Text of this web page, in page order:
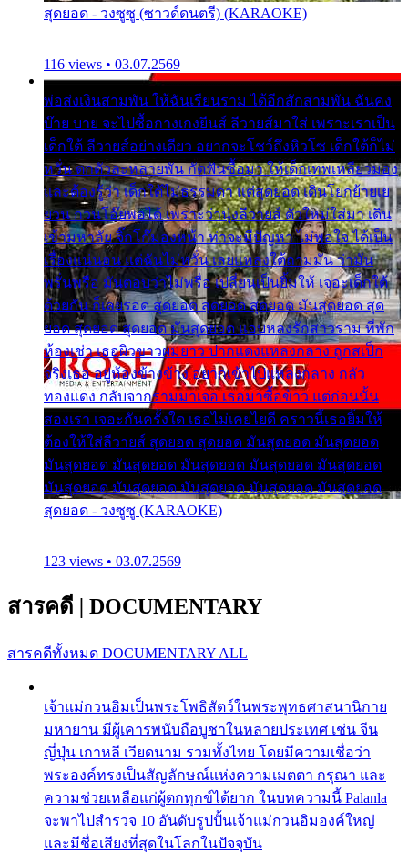
สุดยอด - วงซูซู (ซาวด์ดนตรี) (KARAOKE)
116 views • 03.07.2569
พ่อส่งเงินสามพัน ให้ฉันเรียนราม ได้อีกสักสามพัน ฉันคง
บ๊าย บาย จะไปซื้อกางเกงยีนส์ ลีวายส์มาใส่ เพราะเราเป็น
เด็กใต้ ลีวายส์อย่างเดียว อยากจะโชว์ถึงหิวโซ เด็กใต้ก็ไม่
หวั่น ตกตัวละหลายพัน กัดฟันซื้อมา ให้เด็กเทพเหลียวมอง
และต้องรู้ว่า เด็กใต้ไม่ธรรมดา แต่สุดยอด เดินโยกย้ายเย
ยวน กวนโอ๊ยพอได้ เพราะว่านุ่งลีวายส์ ตัวใหม่ใส่มา เดิน
เข้ามหาลัย จิ๊กโก๊มองหน้า ท่าจะมีปัญหา ไม่พอใจ ได้เป็น
เรื่องแน่นอน แต่ฉันไม่หวั่น เลยแหลงใต้ถามมัน ว่ามัน
พรั่นพรือ มันตอบว่าไม่พรื่อ เปลี่ยนเป็นยิ้มให้ เจอะเด็กใต้
ด้วยกัน ก็เลยรอด สุดยอด สุดยอด สุดยอด มันสุดยอด สุด
ยอด สุดยอด สุดยอด มันสุดยอด แอบหลงรักสาวราม ที่พัก
ห้องเช่า เธอผิวขาวผมยาว ปากแดงแหลงกลาง ถูกสเป็ก
จริงเธอ อยู่ห้องข้างข้าง อยากเข้าไปแหลงกลาง กลัว
ทองแดง กลับจากรามมาเจอ เธอมาซื้อข้าว แต่ก่อนนั้น
สองเรา เจอะกันครั้งใด เธอไม่เคยไยดี คราวนี้เธอยิ้มให้
ต้องให้ใส่ลีวายส์ สุดยอด สุดยอด มันสุดยอด มันสุดยอด
มันสุดยอด มันสุดยอด มันสุดยอด มันสุดยอด มันสุดยอด
มันสุดยอด มันสุดยอด มันสุดยอด มันสุดยอด มันสุดยอด
สุดยอด - วงซูซู (KARAOKE)
123 views • 03.07.2569
สารคดี | DOCUMENTARY
สารคดีทั้งหมด DOCUMENTARY ALL
เจ้าแม่กวนอิมเป็นพระโพธิสัตว์ในพระพุทธศาสนานิกาย
มหายาน มีผู้เคารพนับถือบูชาในหลายประเทศ เช่น จีน
ญี่ปุ่น เกาหลี เวียดนาม รวมทั้งไทย โดยมีความเชื่อว่า
พระองค์ทรงเป็นสัญลักษณ์แห่งความเมตตา กรุณา และ
ความช่วยเหลือแก่ผู้ตกทุกข์ได้ยาก ในบทความนี้ Palanla
จะพาไปสำรวจ 10 อันดับรูปปั้นเจ้าแม่กวนอิมองค์ใหญ่
และมีชื่อเสียงที่สุดในโลกในปัจจุบัน